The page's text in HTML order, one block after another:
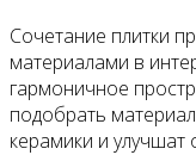
Сочетание плитки
материалами в
гармоничное
подобрать
керамики и